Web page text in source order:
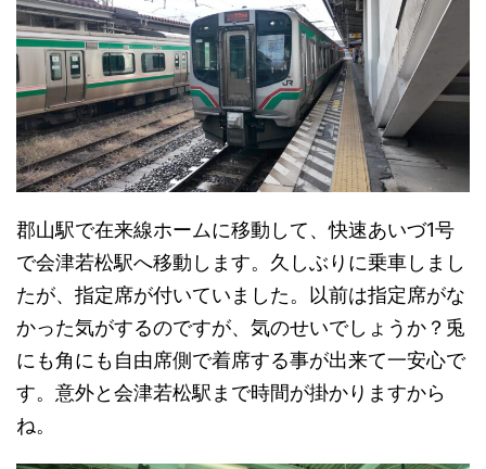
郡山駅で在来線ホームに移動して、快速あいづ1号
で会津若松駅へ移動します。久しぶりに乗車しまし
たが、指定席が付いていました。以前は指定席がな
かった気がするのですが、気のせいでしょうか？兎
にも角にも自由席側で着席する事が出来て一安心で
す。意外と会津若松駅まで時間が掛かりますから
ね。